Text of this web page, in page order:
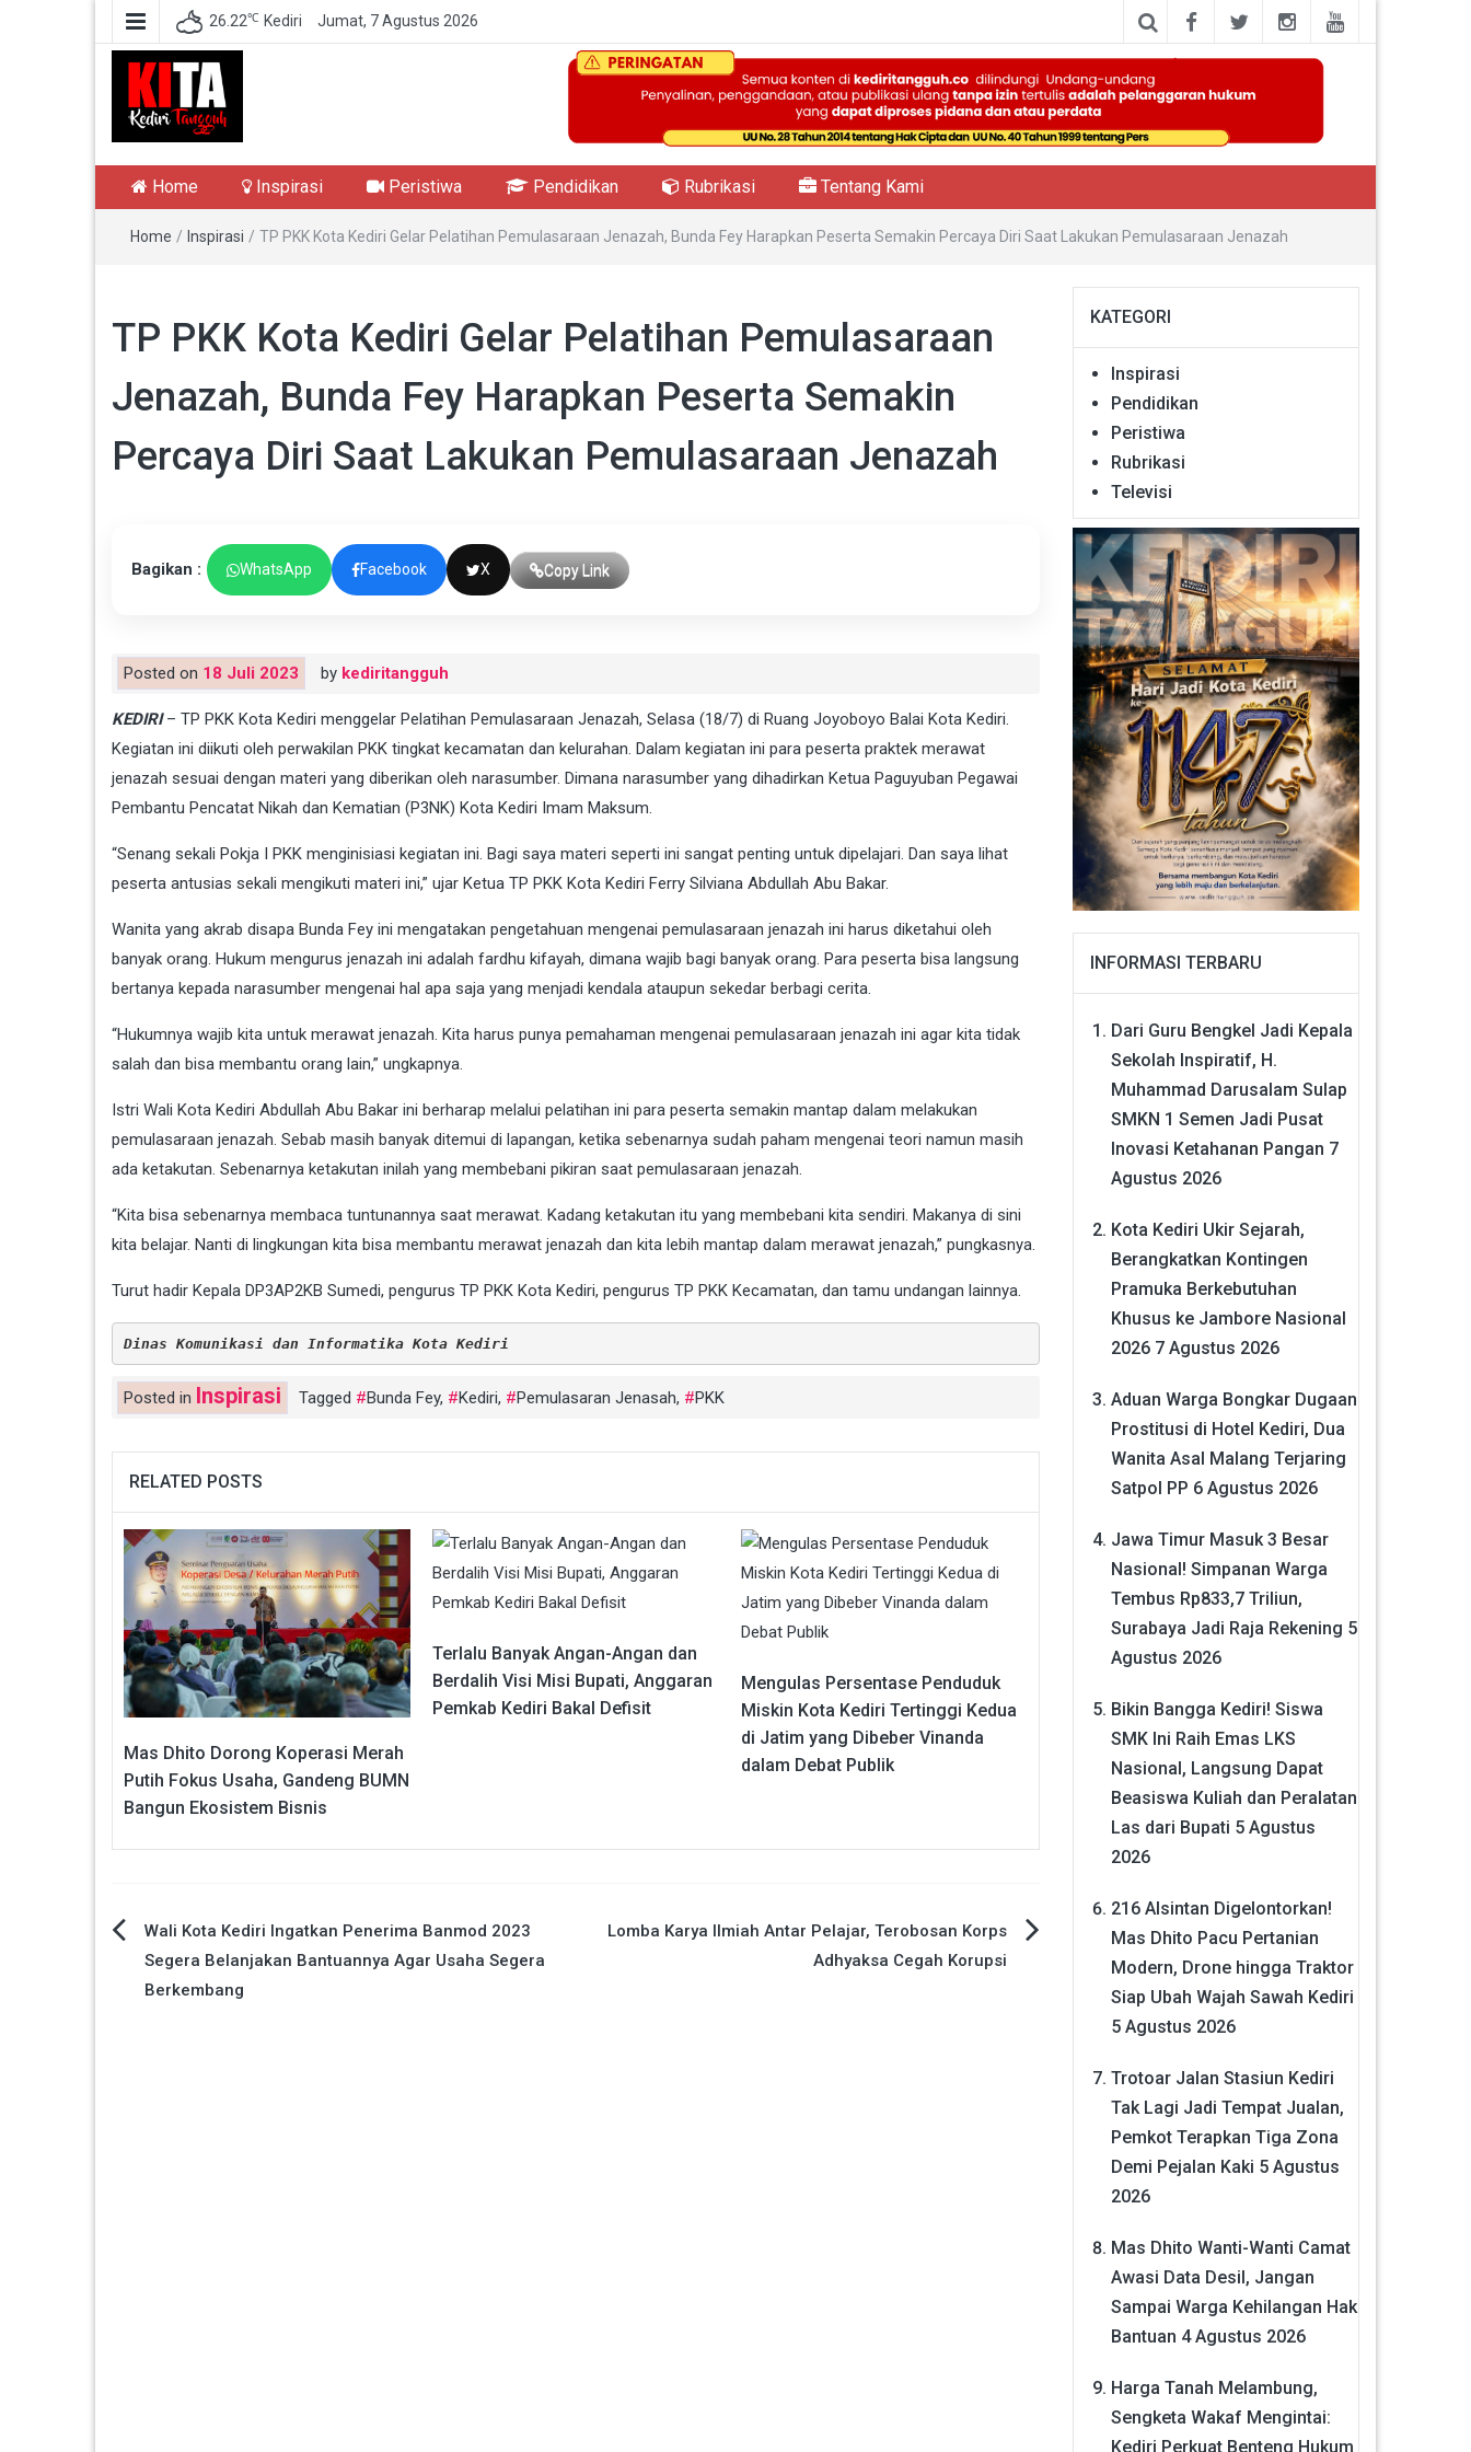
26.22℃ Kediri Jumat, 7 Agustus 2026
Kediri Tangguh
Home Inspirasi Peristiwa Pendidikan Rubrikasi Tentang Kami
Home / Inspirasi / TP PKK Kota Kediri Gelar Pelatihan Pemulasaraan Jenazah, Bunda Fey Harapkan Peserta Semakin Percaya Diri Saat Lakukan Pemulasaraan Jenazah
TP PKK Kota Kediri Gelar Pelatihan Pemulasaraan
Jenazah, Bunda Fey Harapkan Peserta Semakin
Percaya Diri Saat Lakukan Pemulasaraan Jenazah
Bagikan : WhatsApp Facebook X Copy Link
Posted on 18 Juli 2023 by kediritangguh
KEDIRI– TP PKK Kota Kediri menggelar Pelatihan Pemulasaraan Jenazah, Selasa (18/7) di Ruang Joyoboyo Balai Kota Kediri.
Kegiatan ini diikuti oleh perwakilan PKK tingkat kecamatan dan kelurahan. Dalam kegiatan ini para peserta praktek merawat
jenazah sesuai dengan materi yang diberikan oleh narasumber. Dimana narasumber yang dihadirkan Ketua Paguyuban Pegawai
Pembantu Pencatat Nikah dan Kematian (P3NK) Kota Kediri Imam Maksum.
“Senang sekali Pokja I PKK menginisiasi kegiatan ini. Bagi saya materi seperti ini sangat penting untuk dipelajari. Dan saya lihat
peserta antusias sekali mengikuti materi ini,” ujar Ketua TP PKK Kota Kediri Ferry Silviana Abdullah Abu Bakar.
Wanita yang akrab disapa Bunda Fey ini mengatakan pengetahuan mengenai pemulasaraan jenazah ini harus diketahui oleh
banyak orang. Hukum mengurus jenazah ini adalah fardhu kifayah, dimana wajib bagi banyak orang. Para peserta bisa langsung
bertanya kepada narasumber mengenai hal apa saja yang menjadi kendala ataupun sekedar berbagi cerita.
“Hukumnya wajib kita untuk merawat jenazah. Kita harus punya pemahaman mengenai pemulasaraan jenazah ini agar kita tidak
salah dan bisa membantu orang lain,” ungkapnya.
Istri Wali Kota Kediri Abdullah Abu Bakar ini berharap melalui pelatihan ini para peserta semakin mantap dalam melakukan
pemulasaraan jenazah. Sebab masih banyak ditemui di lapangan, ketika sebenarnya sudah paham mengenai teori namun masih
ada ketakutan. Sebenarnya ketakutan inilah yang membebani pikiran saat pemulasaraan jenazah.
“Kita bisa sebenarnya membaca tuntunannya saat merawat. Kadang ketakutan itu yang membebani kita sendiri. Makanya di sini
kita belajar. Nanti di lingkungan kita bisa membantu merawat jenazah dan kita lebih mantap dalam merawat jenazah,” pungkasnya.
Turut hadir Kepala DP3AP2KB Sumedi, pengurus TP PKK Kota Kediri, pengurus TP PKK Kecamatan, dan tamu undangan lainnya.
Dinas Komunikasi dan Informatika Kota Kediri
Posted in Inspirasi Tagged Bunda Fey, Kediri, Pemulasaran Jenasah, PKK
RELATED POSTS
Mas Dhito Dorong Koperasi Merah
Putih Fokus Usaha, Gandeng BUMN
Bangun Ekosistem Bisnis
Terlalu Banyak Angan-Angan dan
Berdalih Visi Misi Bupati, Anggaran
Pemkab Kediri Bakal Defisit
Mengulas Persentase Penduduk
Miskin Kota Kediri Tertinggi Kedua
di Jatim yang Dibeber Vinanda
dalam Debat Publik
Navigasi
pos
Wali Kota Kediri Ingatkan Penerima Banmod 2023
Segera Belanjakan Bantuannya Agar Usaha Segera
Berkembang
Lomba Karya Ilmiah Antar Pelajar, Terobosan Korps
Adhyaksa Cegah Korupsi
KATEGORI
Inspirasi
Pendidikan
Peristiwa
Rubrikasi
Televisi
INFORMASI TERBARU
Dari Guru Bengkel Jadi Kepala
Sekolah Inspiratif, H.
Muhammad Darusalam Sulap
SMKN 1 Semen Jadi Pusat
Inovasi Ketahanan Pangan 7
Agustus 2026
Kota Kediri Ukir Sejarah,
Berangkatkan Kontingen
Pramuka Berkebutuhan
Khusus ke Jambore Nasional
2026 7 Agustus 2026
Aduan Warga Bongkar Dugaan
Prostitusi di Hotel Kediri, Dua
Wanita Asal Malang Terjaring
Satpol PP 6 Agustus 2026
Jawa Timur Masuk 3 Besar
Nasional! Simpanan Warga
Tembus Rp833,7 Triliun,
Surabaya Jadi Raja Rekening 5
Agustus 2026
Bikin Bangga Kediri! Siswa
SMK Ini Raih Emas LKS
Nasional, Langsung Dapat
Beasiswa Kuliah dan Peralatan
Las dari Bupati 5 Agustus
2026
216 Alsintan Digelontorkan!
Mas Dhito Pacu Pertanian
Modern, Drone hingga Traktor
Siap Ubah Wajah Sawah Kediri
5 Agustus 2026
Trotoar Jalan Stasiun Kediri
Tak Lagi Jadi Tempat Jualan,
Pemkot Terapkan Tiga Zona
Demi Pejalan Kaki 5 Agustus
2026
Mas Dhito Wanti-Wanti Camat
Awasi Data Desil, Jangan
Sampai Warga Kehilangan Hak
Bantuan 4 Agustus 2026
Harga Tanah Melambung,
Sengketa Wakaf Mengintai:
Kediri Perkuat Benteng Hukum